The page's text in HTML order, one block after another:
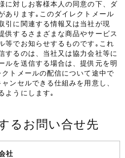
に対しお客様本人の同意の下、ダ
あります｡このダイレクトメール
引に関連する情報又は当社が現
供するさまざまな商品やサービス
等でお知らせするものです｡これ
するのは、当社又は協力会社等に
ルを送信する場合は、提供元を明
トメールの配信について途中で
ンセルできる仕組みを用意し、
ようにします｡
るお問い合せ先
社